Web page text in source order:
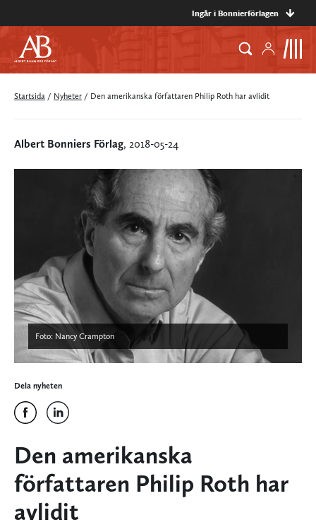
Ingår i Bonnierförlagen
Startsida / Nyheter / Den amerikanska författaren Philip Roth har avlidit
Albert Bonniers Förlag, 2018-05-24
Foto: Nancy Crampton
Dela nyheten
Den amerikanska
författaren Philip Roth har
avlidit